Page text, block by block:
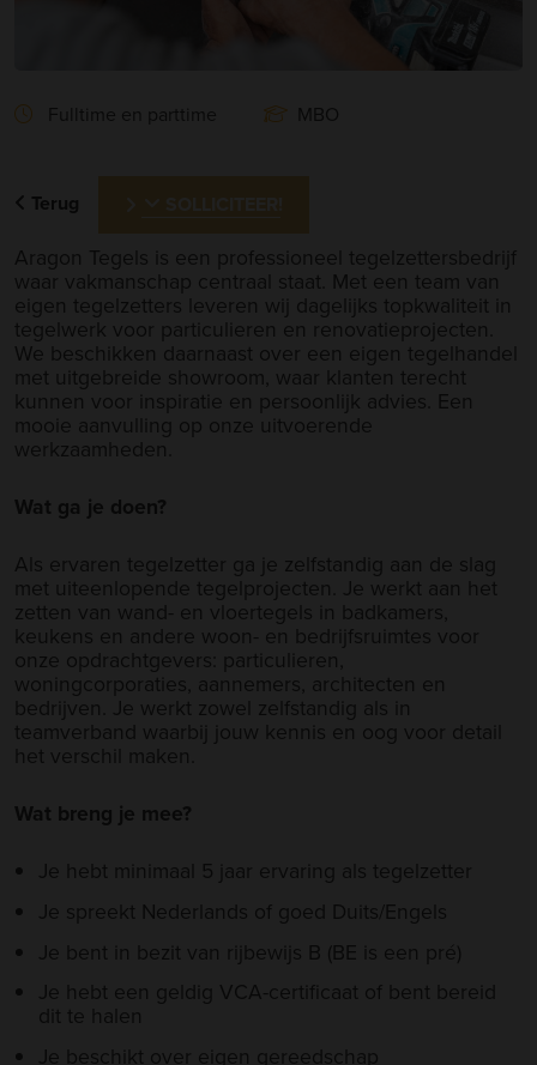
Fulltime en parttime MBO
Terug
Aragon Tegels is een professioneel tegelzettersbedrijf
waar vakmanschap centraal staat. Met een team van
eigen tegelzetters leveren wij dagelijks topkwaliteit in
tegelwerk voor particulieren en renovatieprojecten.
We beschikken daarnaast over een eigen tegelhandel
met uitgebreide showroom, waar klanten terecht
kunnen voor inspiratie en persoonlijk advies. Een
mooie aanvulling op onze uitvoerende
werkzaamheden.
Wat ga je doen?
Als ervaren tegelzetter ga je zelfstandig aan de slag
met uiteenlopende tegelprojecten. Je werkt aan het
zetten van wand- en vloertegels in badkamers,
keukens en andere woon- en bedrijfsruimtes voor
onze opdrachtgevers: particulieren,
woningcorporaties, aannemers, architecten en
bedrijven. Je werkt zowel zelfstandig als in
teamverband waarbij jouw kennis en oog voor detail
het verschil maken.
Wat breng je mee?
Je hebt minimaal 5 jaar ervaring als tegelzetter
Je spreekt Nederlands of goed Duits/Engels
Je bent in bezit van rijbewijs B (BE is een pré)
Je hebt een geldig VCA-certificaat of bent bereid
dit te halen
Je beschikt over eigen gereedschap